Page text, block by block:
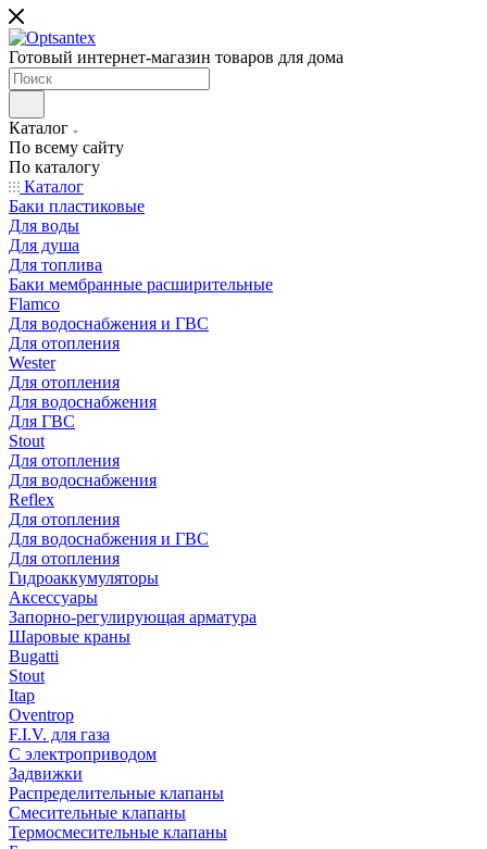
Готовый интернет-магазин товаров для дома
Каталог
По всему сайту
По каталогу
Каталог
Баки пластиковые
Для воды
Для душа
Для топлива
Баки мембранные расширительные
Flamco
Для водоснабжения и ГВС
Для отопления
Wester
Для отопления
Для водоснабжения
Для ГВС
Stout
Для отопления
Для водоснабжения
Reflex
Для отопления
Для водоснабжения и ГВС
Для отопления
Гидроаккумуляторы
Аксессуары
Запорно-регулирующая арматура
Шаровые краны
Bugatti
Stout
Itap
Oventrop
F.I.V. для газа
С электроприводом
Задвижки
Распределительные клапаны
Cмесительные клапаны
Термосмесительные клапаны